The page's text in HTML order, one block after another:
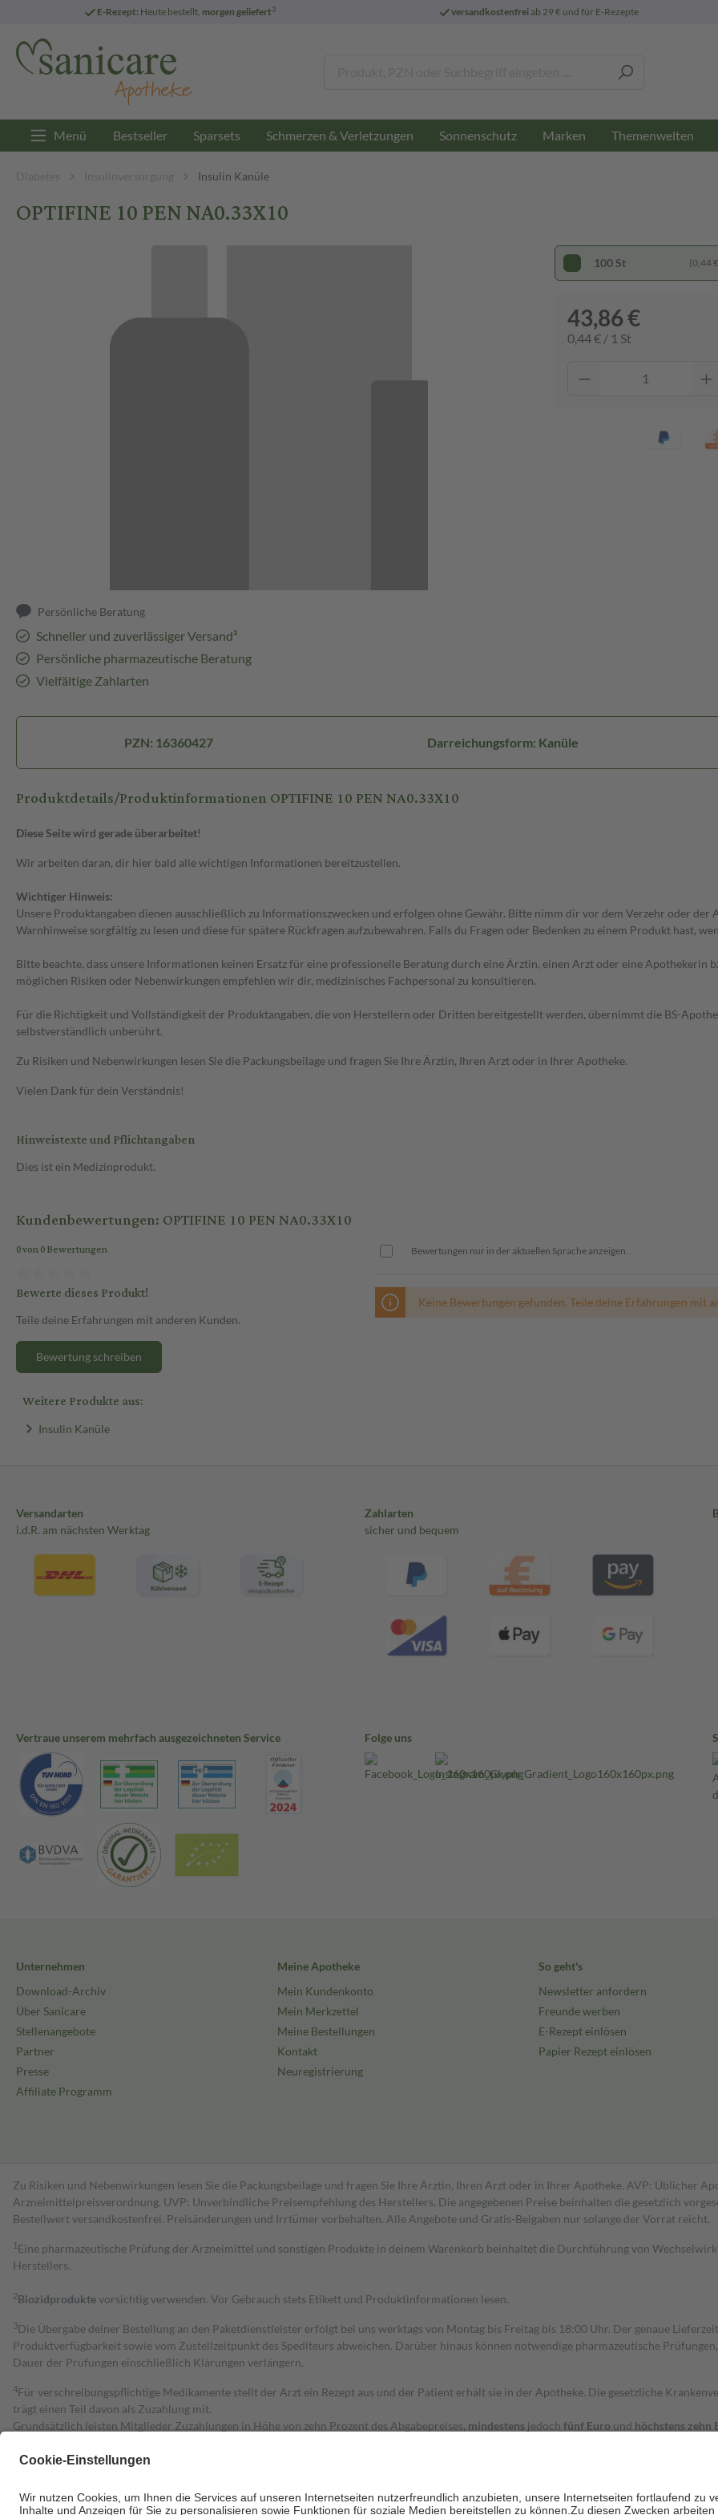
E-Rezept: Heute bestellt, morgen geliefert3 versandkostenfreiab 29 € und für E-Rezepte
Menü Bestseller Sparsets Schmerzen & Verletzungen Sonnenschutz Marken Themenwelten
Diabetes Insulinversorgung Insulin Kanüle
OPTIFINE 10 PEN NA0.33X10
Persönliche Beratung
Schneller und zuverlässiger Versand³
Persönliche pharmazeutische Beratung
Vielfältige Zahlarten
100 St (0,44
43,86 €
0,44 € / 1 St
PZN: 16360427 Darreichungsform: Kanüle
Produktdetails/Produktinformationen OPTIFINE 10 PEN NA0.33X10
Diese Seite wird gerade überarbeitet!
Wir arbeiten daran, dir hier bald alle wichtigen Informationen bereitzustellen.
Wichtiger Hinweis:
Unsere Produktangaben dienen ausschließlich zu Informationszwecken und erfolgen ohne Gewähr. Bitte nimm dir vor dem Verzehr oder
Warnhinweise sorgfältig zu lesen und diese für spätere Rückfragen aufzubewahren. Falls du Fragen oder Bedenken zu einem Produkt hast,
Bitte beachte, dass unsere Informationen keinen Ersatz für eine professionelle Beratung durch eine Ärztin, einen Arzt oder eine Apothekerin
möglichen Risiken oder Nebenwirkungen empfehlen wir dir, medizinisches Fachpersonal zu konsultieren.
Für die Richtigkeit und Vollständigkeit der Produktangaben, die von Herstellern oder Dritten bereitgestellt werden, übernimmt die BS-
selbstverständlich unberührt.
Zu Risiken und Nebenwirkungen lesen Sie die Packungsbeilage und fragen Sie Ihre Ärztin, Ihren Arzt oder in Ihrer Apotheke.
Vielen Dank für dein Verständnis!
Hinweistexte und Pflichtangaben
Dies ist ein Medizinprodukt.
Kundenbewertungen: OPTIFINE 10 PEN NA0.33X10
0 von 0 Bewertungen
Bewerte dieses Produkt!
Teile deine Erfahrungen mit anderen Kunden.
Bewertung schreiben
Bewertungen nur in der aktuellen Sprache anzeigen.
Keine Bewertungen gefunden. Teile deine Erfahrungen mit
Weitere Produkte aus:
Insulin Kanüle
Versandarten
i.d.R. am nächsten Werktag
Zahlarten
sicher und bequem
Vertraue unserem mehrfach ausgezeichneten Service Folge uns
Unternehmen
Download-Archiv
Über Sanicare
Stellenangebote
Partner
Presse
Affiliate Programm
Meine Apotheke
Mein Kundenkonto
Mein Merkzettel
Meine Bestellungen
Kontakt
Neuregistrierung
So geht's
Newsletter anfordern
Freunde werben
E-Rezept einlösen
Papier Rezept einlösen
Zu Risiken und Nebenwirkungen lesen Sie die Packungsbeilage und fragen Sie Ihre Ärztin, Ihren Arzt oder in Ihrer Apotheke. AVP: Üblicher
Arzneimittelpreisverordnung. UVP: Unverbindliche Preisempfehlung des Herstellers. Die angegebenen Preise beinhalten die gesetzlich
Bestell­wert versand­kosten­frei. Preisänderungen und Irrtümer vorbehalten. Alle Angebote und Gratis-Beigaben nur solange der Vorrat reicht.
1 Eine pharmazeutische Prüfung der Arzneimittel und sonstigen Produkte in deinem Warenkorb beinhaltet die Durchführung von
Herstellers.
2Biozidproduktevorsichtig verwenden. Vor Gebrauch stets Etikett und Produktinformationen lesen.
3Die Übergabe deiner Bestellung an den Paketdienstleister erfolgt bei uns werktags von Montag bis Freitag bis 18:00 Uhr. Der genaue
Produktverfügbarkeit sowie vom Zustellzeitpunkt des Spediteurs abweichen. Darüber hinaus können notwendige pharmazeutische
Dauer der Prüfungen einschließlich Klärungen verlängern.
4Für verschreibungspflichtige Medikamente stellt der Arzt ein Rezept aus und der Patient erhält sie in der Apotheke. Die gesetzliche
trägt einen Teil davon als Zuzahlung mit.
Grundsätzlich leisten Mitglieder Zuzahlungen in Höhe von zehn Prozent des Abgabepreises, mindestens jedoch fünf Euro und höchstens zehn
Diese Regeln gelten grundsätzlich auch für Online-Apotheken.
Um das Engagement der Versicherten für ihre eigene Gesundheit zu stärken und die besondere Stellung der Familie zu unterstützen, fallen
• Kindern und Jugendlichen bis zum vollendeten 18. Lebensjahr mit Ausnahme der Fahrkosten